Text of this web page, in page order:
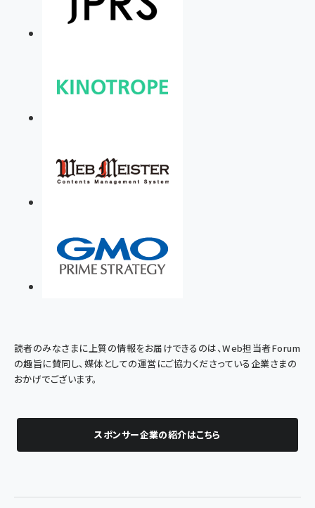
読者のみなさまに上質の情報をお届けできるのは、Web担当者Forum
の趣旨に賛同し、媒体としての運営にご協力くださっている企業さまの
おかげでございます。
スポンサー企業の紹介はこちら